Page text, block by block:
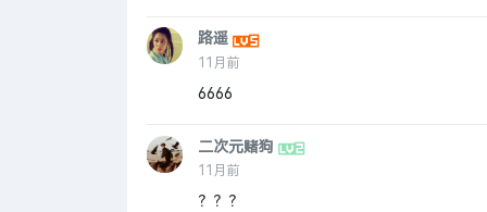
路遥
11月前
6666
二次元赌狗
11月前
？？？